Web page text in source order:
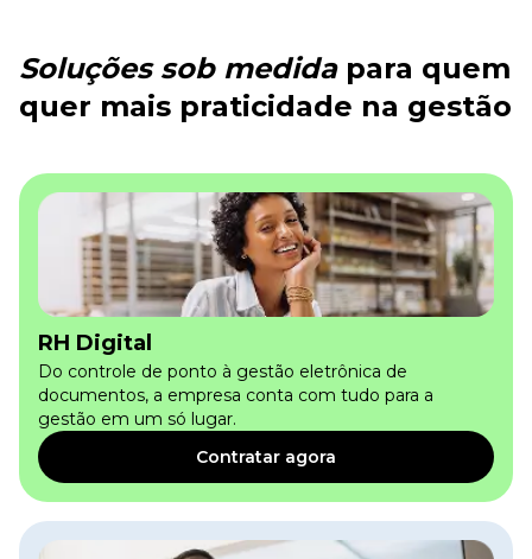
Soluções sob medidapara quem
quer mais praticidade na gestão
RH Digital
Do controle de ponto à gestão eletrônica de
documentos, a empresa conta com tudo para a
gestão em um só lugar.
Contratar agora